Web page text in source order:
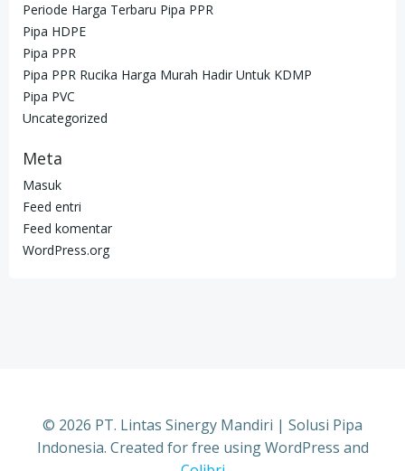
Periode Harga Terbaru Pipa PPR
Pipa HDPE
Pipa PPR
Pipa PPR Rucika Harga Murah Hadir Untuk KDMP
Pipa PVC
Uncategorized
Meta
Masuk
Feed entri
Feed komentar
WordPress.org
© 2026 PT. Lintas Sinergy Mandiri | Solusi Pipa
Indonesia. Created for free using WordPress and